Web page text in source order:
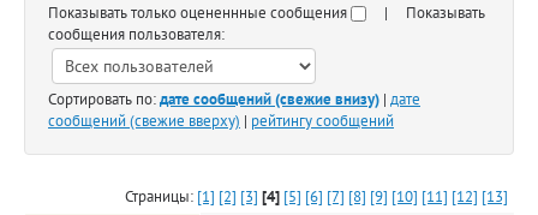
Показывать только оцененнные сообщения
| Показывать
сообщения пользователя:
Сортировать по:дате сообщений (свежие внизу) | дате
сообщений (свежие вверху) | рейтингу сообщений
Страницы: [1] [2] [3] [4] [5] [6] [7] [8] [9] [10] [11] [12] [13]